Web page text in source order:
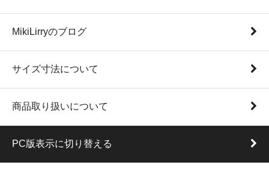
MikiLirryのブログ
サイズ寸法について
商品取り扱いについて
PC版表示に切り替える